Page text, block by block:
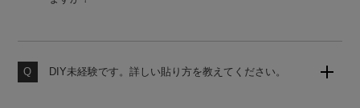
ください。
DIY未経験です。詳しい貼り方を教えてください。